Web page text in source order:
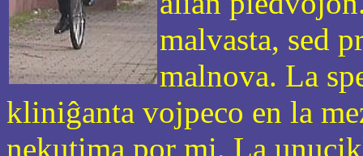
malvasta, sed
malnova. La
kliniĝanta vojpeco en la
nekutima por mi. La